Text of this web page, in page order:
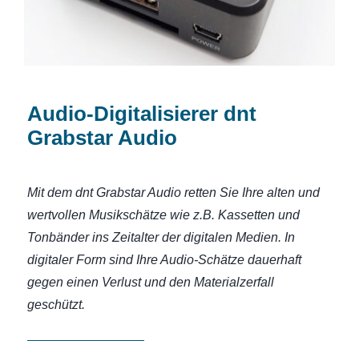
Audio-Digitalisierer dnt
Grabstar Audio
Mit dem dnt Grabstar Audio retten Sie Ihre alten und
wertvollen Musikschätze wie z.B. Kassetten und
Tonbänder ins Zeitalter der digitalen Medien. In
digitaler Form sind Ihre Audio-Schätze dauerhaft
gegen einen Verlust und den Materialzerfall
geschützt.